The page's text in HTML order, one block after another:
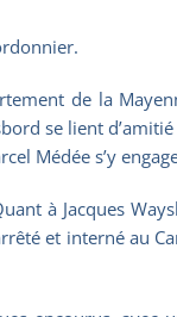
de la
se lient
Médée s’y
à Jacques
et interné au